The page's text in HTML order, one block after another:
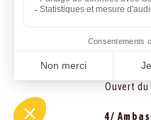
3/
avenue
Courriel :
Ouvert du
4/